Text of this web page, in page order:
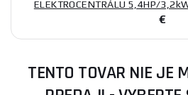
ELEKTROCENTRÁLU 5,4HP/
€
TENTO TOVAR NIE JE